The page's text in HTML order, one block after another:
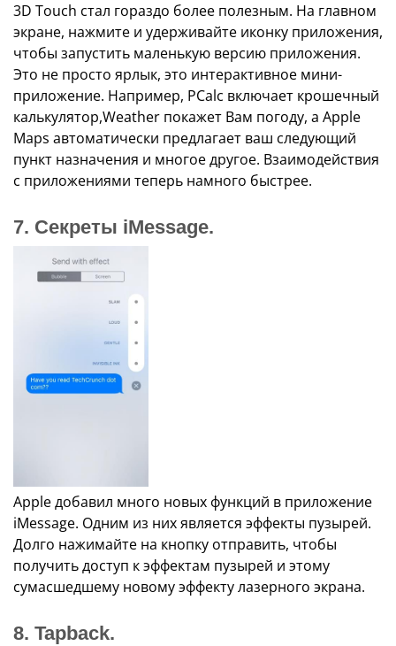
3D Touch стал гораздо более полезным. На главном
экране, нажмите и удерживайте иконку приложения,
чтобы запустить маленькую версию приложения.
Это не просто ярлык, это интерактивное мини-
приложение. Например, PCalc включает крошечный
калькулятор,Weather покажет Вам погоду, а Apple
Maps автоматически предлагает ваш следующий
пункт назначения и многое другое. Взаимодействия
с приложениями теперь намного быстрее.
7. Секреты iMessage.
Apple добавил много новых функций в приложение
iMessage. Одним из них является эффекты пузырей.
Долго нажимайте на кнопку отправить, чтобы
получить доступ к эффектам пузырей и этому
сумасшедшему новому эффекту лазерного экрана.
8. Tapback.